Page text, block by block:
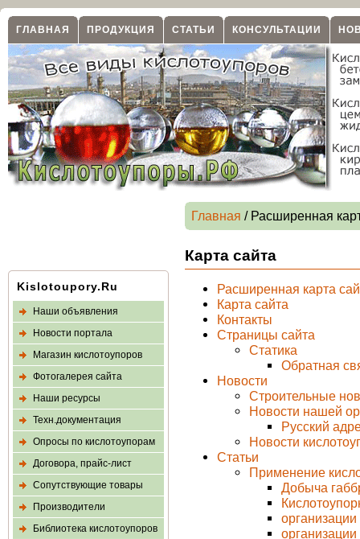
ГЛАВНАЯ ПРОДУКЦИЯ СТАТЬИ КОНСУЛЬТАЦИИ
Kislotoupory.Ru
Наши объявления
Новости портала
Магазин кислотоупоров
Фотогалерея сайта
Наши ресурсы
Техн.документация
Опросы по кислотоупорам
Договора, прайс-лист
Сопутствующие товары
Производители
Библиотека кислотоупоров
Главная / Расширенная
Карта сайта
Расширенная карта
Карта сайта
Контакты
Страницы сайта
Статика
Обратная
Новости
Строительные
Новости нашей
Русский
Новости
Статьи
Применение
Добыча